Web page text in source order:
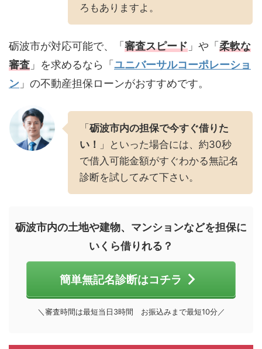
ろもありますよ。
砺波市が対応可能で、「 審査スピード 」や「 柔軟な
審査 」を求めるなら「 ユニバーサルコーポレーショ
ン 」の不動産担保ローンがおすすめです。
「 砺波市内の担保で今すぐ借りた
い！
」といった場合には、約30秒
で借入可能金額がすぐわかる無記名
診断を試してみて下さい。
砺波市内の土地や建物、マンションなどを担保に
いくら借りれる？
簡単無記名診断はコチラ
＼審査時間は最短当日3時間 お振込みまで最短10分／